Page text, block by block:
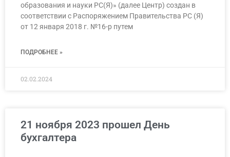
образования и науки РС(Я)» (далее Центр) создан в
соответствии с Распоряжением Правительства РС (Я)
от 12 января 2018 г. №16-р путем
ПОДРОБНЕЕ »
02.02.2024
21 ноября 2023 прошел День
бухгалтера